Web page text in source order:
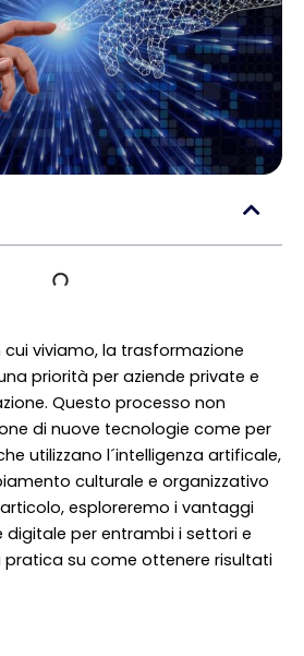
cui viviamo, la trasformazione
priorità per aziende private e
Questo processo non
di nuove tecnologie come per
utilizzano l´intelligenza artificale,
culturale e organizzativo
esploreremo i vantaggi
per entrambi i settori e
su come ottenere risultati